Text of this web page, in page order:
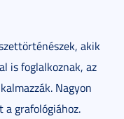
akik
is foglalkoznak, az
Nagyon
a grafológiához.